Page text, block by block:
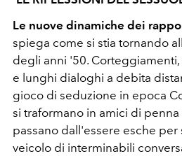
Le nuove dinamiche dei
spiega come si stia tornando
degli anni '50.
e lunghi dialoghi a debita
gioco di seduzione in epoca
si traformano in amici di
passano dall'essere esche per
veicolo di interminabili